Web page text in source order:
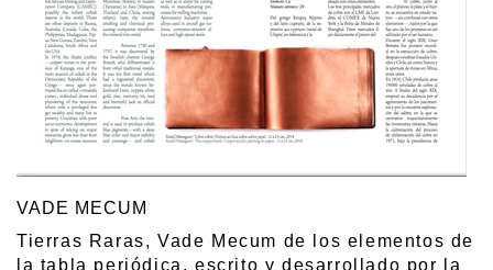
VADE MECUM
Tierras Raras, Vade Mecum de los elementos de
la tabla periódica, escrito y desarrollado por la